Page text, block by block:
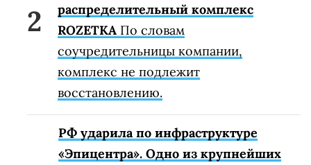
распределительный комплекс
ROZETKA По словам
соучредительницы компании,
комплекс не подлежит
восстановлению.
РФ ударила по инфраструктуре
«Эпицентра». Одно из крупнейших